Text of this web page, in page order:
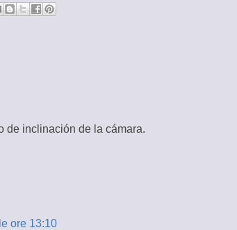
de inclinación de la cámara.
ore 13:10